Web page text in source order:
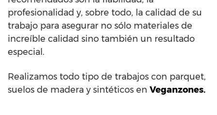
profesionalidad y, sobre todo, la calidad de su
trabajo para asegurar no sólo materiales de
increíble calidad sino también un resultado
especial.
Realizamos todo tipo de trabajos con parquet,
suelos de madera y sintéticos en Veganzones.